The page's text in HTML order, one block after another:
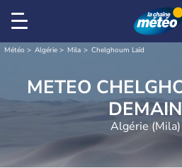
Météo Algérie Mila Chelghoum Laïd
METEO CHELGHOUM LAÏD
DEMAIN
Algérie (Mila)